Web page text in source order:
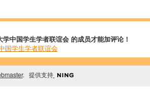
中国学生学者联谊会 的成员才能加评论！
国学生学者联谊会
. 提供支持